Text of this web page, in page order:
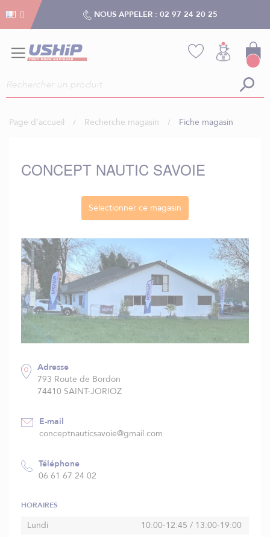
NOUS APPELER : 02 97 24 20 25
Page d’accueil Recherche magasin Fiche magasin
CONCEPT NAUTIC SAVOIE
Sélectionner ce magasin
Adresse
793 Route de Bordon
74410 SAINT-JORIOZ
E-mail
conceptnauticsavoie@gmail.com
Téléphone
06 61 67 24 02
HORAIRES
Lundi
10:00-12:45 / 13:00-19:00
Gestion des cookies
Gestion des cookies